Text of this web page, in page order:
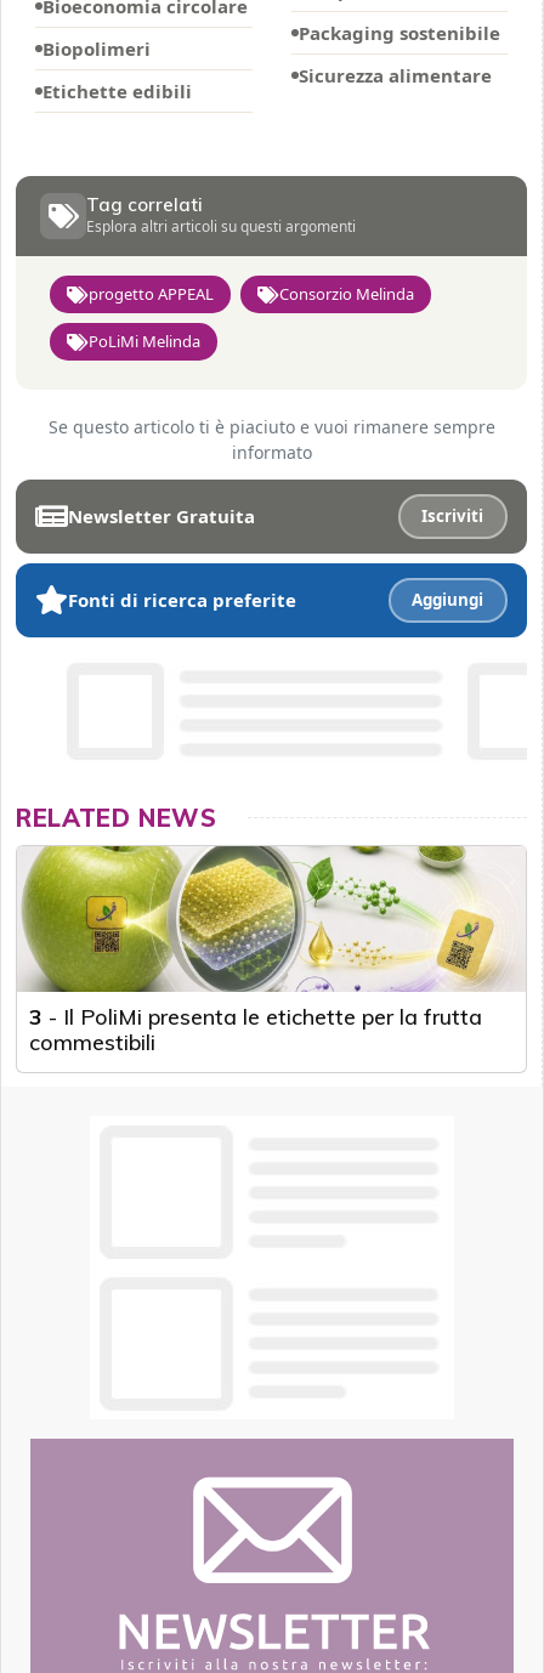
Bioeconomia circolare
Biopolimeri
Etichette edibili
Packaging sostenibile
Sicurezza alimentare
Tag correlati
Esplora altri articoli su questi argomenti
progetto APPEAL Consorzio Melinda
PoLiMi Melinda
Se questo articolo ti è piaciuto e vuoi rimanere sempre
informato
Newsletter Gratuita Iscriviti
Fonti di ricerca preferite Aggiungi
RELATED NEWS
3 - Il PoliMi presenta le etichette per la frutta
commestibili